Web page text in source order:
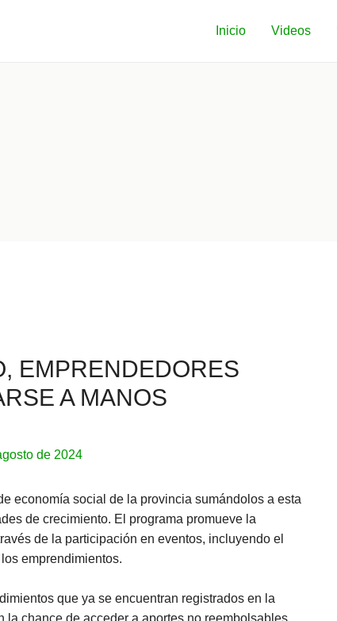
Inicio Videos
EMPRENDEDORES
A MANOS
de 2024
economía social de la provincia sumándolos a esta
de crecimiento. El programa promueve la
de la participación en eventos, incluyendo el
emprendimientos.
que ya se encuentran registrados en la